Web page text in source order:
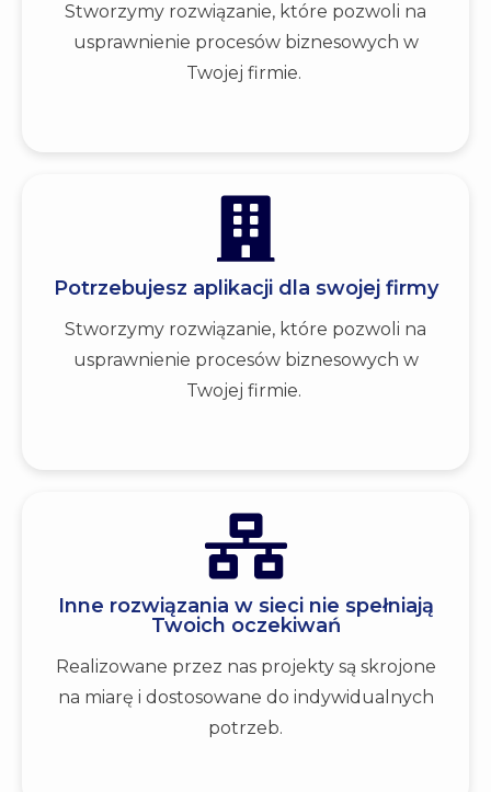
Stworzymy rozwiązanie, które pozwoli na
usprawnienie procesów biznesowych w
Twojej firmie.
Potrzebujesz aplikacji dla swojej firmy
Stworzymy rozwiązanie, które pozwoli na
usprawnienie procesów biznesowych w
Twojej firmie.
Inne rozwiązania w sieci nie spełniają
Twoich oczekiwań
Realizowane przez nas projekty są skrojone
na miarę i dostosowane do indywidualnych
potrzeb.